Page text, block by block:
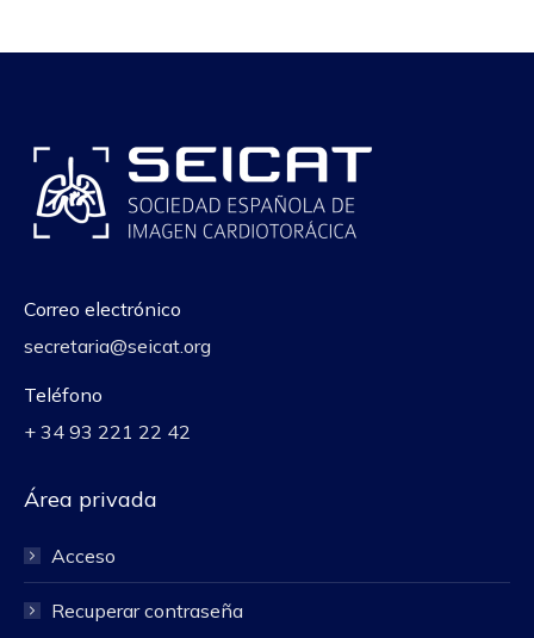
Correo electrónico
secretaria@seicat.org
Teléfono
+ 34 93 221 22 42
Área privada
Acceso
Recuperar contraseña